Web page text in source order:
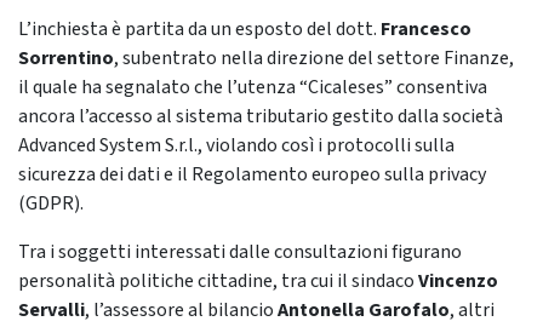
L’inchiesta è partita da un esposto del dott. Francesco
Sorrentino, subentrato nella direzione del settore Finanze,
il quale ha segnalato che l’utenza “Cicaleses” consentiva
ancora l’accesso al sistema tributario gestito dalla società
Advanced System S.r.l., violando così i protocolli sulla
sicurezza dei dati e il Regolamento europeo sulla privacy
(GDPR).
Tra i soggetti interessati dalle consultazioni figurano
personalità politiche cittadine, tra cui il sindacoVincenzo
Servalli, l’assessore al bilancioAntonella Garofalo, altri